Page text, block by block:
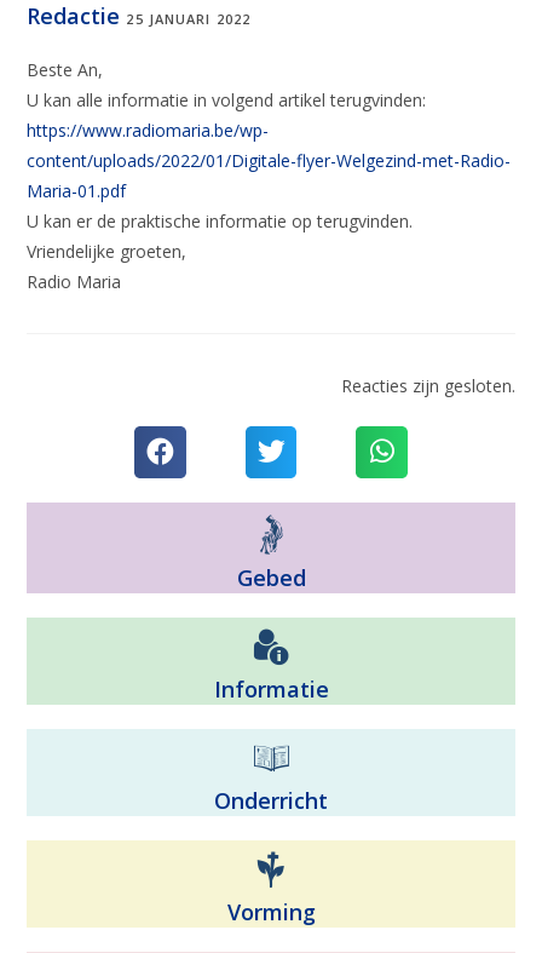
Redactie 25 JANUARI 2022
Beste An,
U kan alle informatie in volgend artikel terugvinden:
https://www.radiomaria.be/wp-
content/uploads/2022/01/Digitale-flyer-Welgezind-met-Radio-
Maria-01.pdf
U kan er de praktische informatie op terugvinden.
Vriendelijke groeten,
Radio Maria
Reacties zijn gesloten.
Gebed
Informatie
Onderricht
Vorming